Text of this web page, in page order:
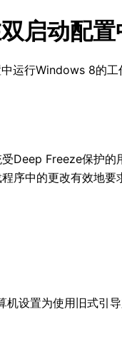
启动配
运行Windows 8的工
Deep Freeze保护
序中的更改有效地
设置为使用旧式引